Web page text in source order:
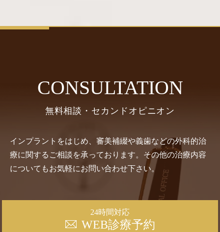
CONSULTATION
無料相談・セカンドオピニオン
インプラントをはじめ、審美補綴や義歯などの外科的治
療に関するご相談を承っております。その他の治療内容
についてもお気軽にお問い合わせ下さい。
24時間対応
WEB診療予約